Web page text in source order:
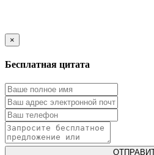
×
Бесплатная цитата